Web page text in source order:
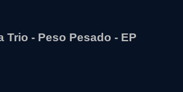
Trio - Peso Pesado - EP